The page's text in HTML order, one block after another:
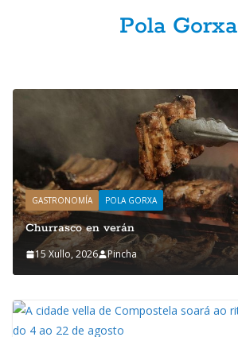
Pola Gorxa
GASTRONOMÍA POLA GORXA
Churrasco en verán
15 Xullo, 2026 Pincha